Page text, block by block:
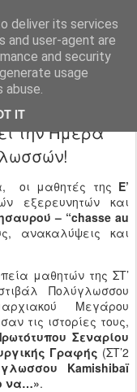
deliver its services
and user-agent are
and security
usage
IT
Ιδιωτικό Δημοτικό Σχολείο "Ι.Μ.ΔΕΛΑΣΑΛ"
του
την Ημέρα
οι μαθητές της Ε’
εξερευνητών και
– “chasse au
ανακαλύψεις και
μαθητών της ΣΤ’
Πολύγλωσσου
Μεγάρου
τις ιστορίες τους,
Σεναρίου
Γραφής (ΣΤ’2
Kamishibaï
να…».